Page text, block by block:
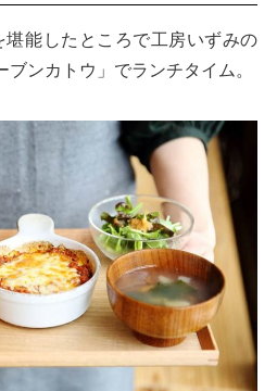
堪能したところで工房いずみの
ンカトウ」でランチタイム。